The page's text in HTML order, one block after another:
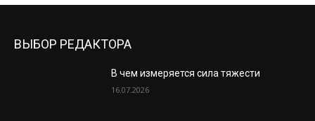
ВЫБОР РЕДАКТОРА
В чем измеряется сила тяжести
16.07.2026